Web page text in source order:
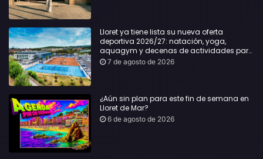
Lloret ya tiene lista su nueva oferta
deportiva 2026/27: natación, yoga,
aquagym y decenas de actividades para
todas las edades
7 de agosto de 2026
¿Aún sin plan para este fin de semana en
Lloret de Mar?
6 de agosto de 2026